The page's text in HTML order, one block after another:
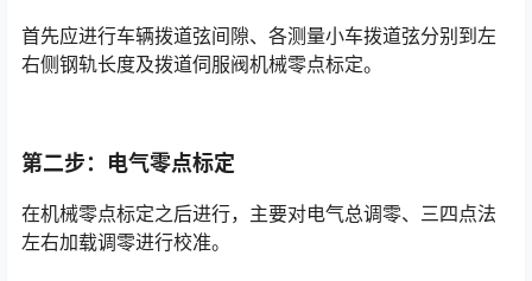
首先应进行车辆拨道弦间隙、各测量小车拨道弦分别到左
右侧钢轨长度及拨道伺服阀机械零点标定。
第二步：电气零点标定
在机械零点标定之后进行，主要对电气总调零、三四点法
左右加载调零进行校准。